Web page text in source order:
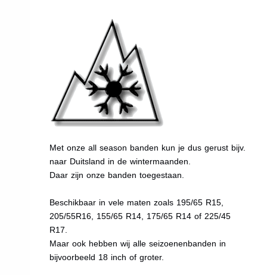
Met onze all season banden kun je dus gerust bijv.
naar Duitsland in de wintermaanden.
Daar zijn onze banden toegestaan.
Beschikbaar in vele maten zoals 195/65 R15,
205/55R16, 155/65 R14, 175/65 R14 of 225/45
R17.
Maar ook hebben wij alle seizoenenbanden in
bijvoorbeeld 18 inch of groter.